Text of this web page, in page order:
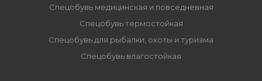
Спецобувь медицинская и повседневная
Спецобувь термостойкая
Спецобувь для рыбалки, охоты и туризма
Спецобувь влагостойкая